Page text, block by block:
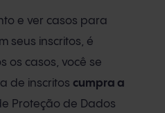
e ver casos para
seus inscritos, é
os casos, você se
de inscritos cumpra a
Proteção de Dados